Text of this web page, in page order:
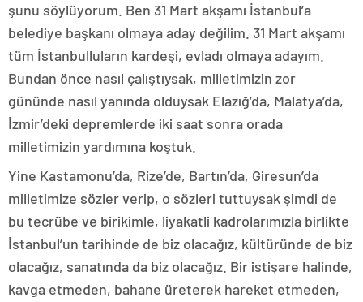
şunu söylüyorum. Ben 31 Mart akşamı İstanbul’a
belediye başkanı olmaya aday değilim. 31 Mart akşamı
tüm İstanbulluların kardeşi, evladı olmaya adayım.
Bundan önce nasıl çalıştıysak, milletimizin zor
gününde nasıl yanında olduysak Elazığ’da, Malatya’da,
İzmir’deki depremlerde iki saat sonra orada
milletimizin yardımına koştuk.
Yine Kastamonu’da, Rize’de, Bartın’da, Giresun’da
milletimize sözler verip, o sözleri tuttuysak şimdi de
bu tecrübe ve birikimle, liyakatli kadrolarımızla birlikte
İstanbul’un tarihinde de biz olacağız, kültüründe de biz
olacağız, sanatında da biz olacağız. Bir istişare halinde,
kavga etmeden, bahane üreterek hareket etmeden,